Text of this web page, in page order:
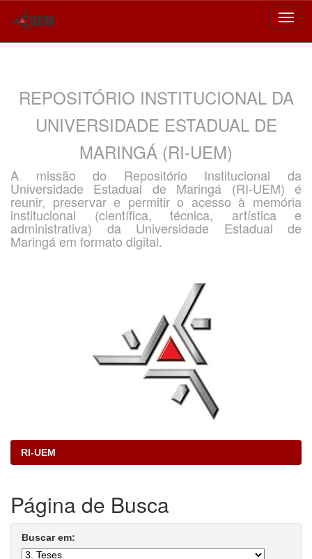
REPOSITÓRIO INSTITUCIONAL DA
UNIVERSIDADE ESTADUAL DE
MARINGÁ (RI-UEM)
A missão do Repositório Institucional da
Universidade Estadual de Maringá (RI-UEM) é
reunir, preservar e permitir o acesso à memória
institucional (científica, técnica, artística e
administrativa) da Universidade Estadual de
Maringá em formato digital.
RI-UEM
Página de Busca
Buscar em: